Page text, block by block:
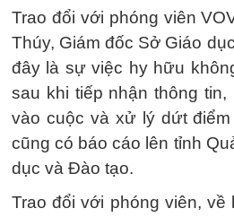
Trao đổi với phóng viên
Thúy, Giám đốc Sở Giáo
đây là sự việc hy hữu
sau khi tiếp nhận thông tin,
vào cuộc và xử lý dứt
cũng có báo cáo lên tỉnh
dục và Đào tạo.
Trao đổi với phóng viên, về